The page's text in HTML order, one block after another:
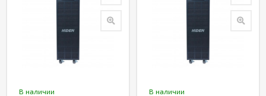
В наличии В наличии